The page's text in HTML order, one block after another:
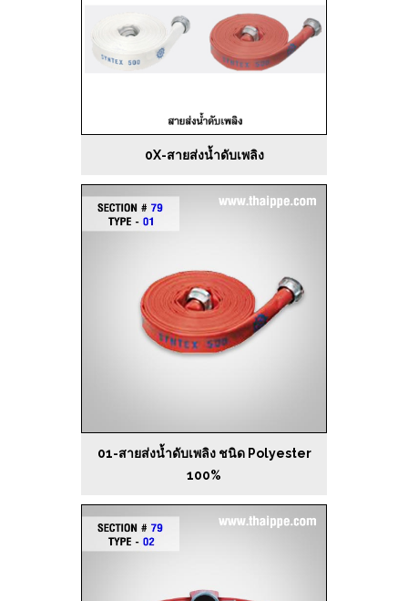
0X-สายส่งน้ำดับเพลิง
01-สายส่งน้ำดับเพลิง ชนิด Polyester
100%